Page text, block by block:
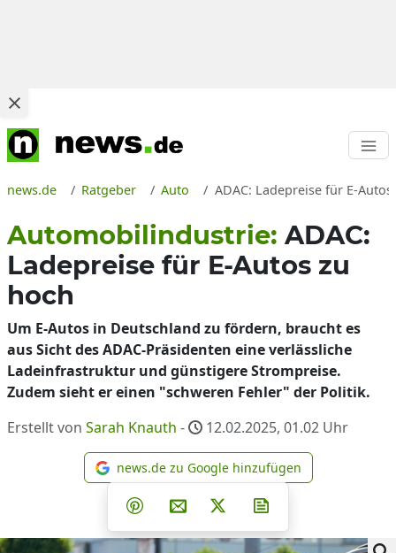
news.de Ratgeber Auto ADAC: Ladepreise für E-
Automobilindustrie: ADAC:
Ladepreise für E-Autos zu
hoch
Um E-Autos in Deutschland zu fördern, braucht es
aus Sicht des ADAC-Präsidenten eine verlässliche
Ladeinfrastruktur und günstigere Strompreise.
Zudem sieht er einen "schweren Fehler" der Politik.
Erstellt von Sarah Knauth - 12.02.2025, 01.02 Uhr
news.de zu Google
news.de zu Google hinzufügen
Teilen auf Facebook
Teilen auf Whatsapp
Teilen auf Telegram
Teilen auf Pinterest
Per E-Mail teilen
Post auf X